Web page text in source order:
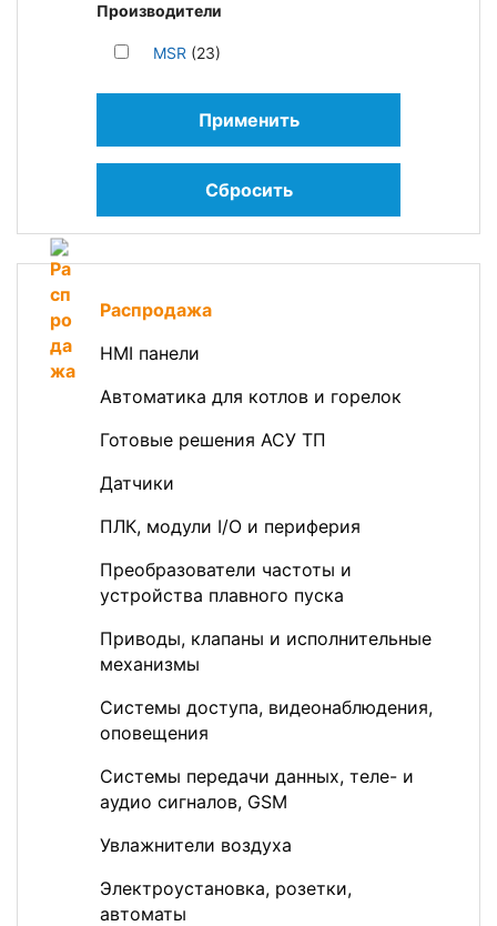
Производители
MSR (23)
Применить
Сбросить
Распродажа
HMI панели
Автоматика для котлов и горелок
Готовые решения АСУ ТП
Датчики
ПЛК, модули I/O и периферия
Преобразователи частоты и
устройства плавного пуска
Приводы, клапаны и исполнительные
механизмы
Системы доступа, видеонаблюдения,
оповещения
Системы передачи данных, теле- и
аудио сигналов, GSM
Увлажнители воздуха
Электроустановка, розетки,
автоматы